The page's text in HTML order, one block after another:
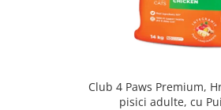
Club 4 Paws Premium,
pisici adulte, cu